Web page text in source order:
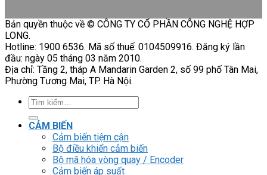
Bản quyền thuộc về © CÔNG TY CỔ PHẦN CÔNG NGHỆ HỢP
LONG.
Hotline: 1900 6536. Mã số thuế: 0104509916. Đăng ký lần
đầu: ngày 05 tháng 03 năm 2010.
Địa chỉ: Tầng 2, tháp A Mandarin Garden 2, số 99 phố Tân Mai,
Phường Tương Mai, TP. Hà Nội.
Tìm
kiếm:
CẢM BIẾN
Cảm biến tiệm cận
Bộ điều khiển cảm biến
Bộ mã hóa vòng quay / Encoder
Cảm biến áp suất